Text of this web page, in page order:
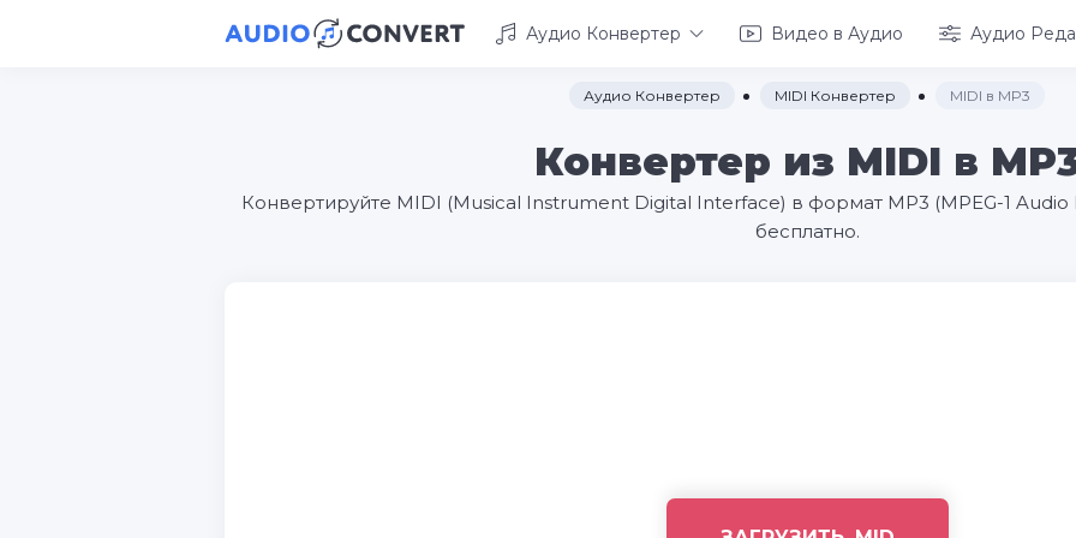
Аудио Конвертер Видео в Аудио Аудио
Аудио Конвертер MIDI Конвертер MIDI в MP3
Конвертер из MIDI в
Конвертируйте MIDI (Musical Instrument Digital Interface) в формат MP3 (MPEG-1
бесплатно.